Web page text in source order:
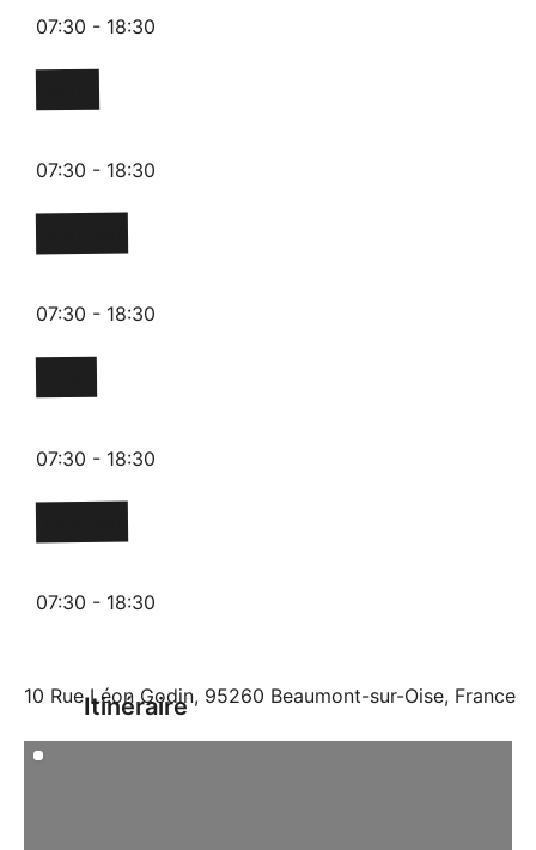
07:30 - 18:30
07:30 - 18:30
07:30 - 18:30
07:30 - 18:30
07:30 - 18:30
Itinéraire
10 Rue Léon Godin, 95260 Beaumont-sur-Oise, France